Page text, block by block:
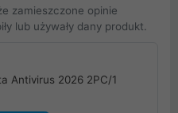
zamieszczone opinie
lub używały dany produkt.
Antivirus 2026 2PC/1